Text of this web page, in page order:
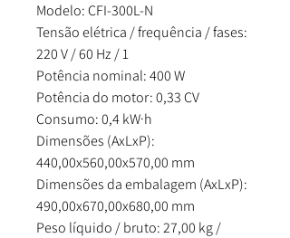
Modelo: CFI-300L-N
Tensão elétrica / frequência / fases:
220 V / 60 Hz / 1
Potência nominal: 400 W
Potência do motor: 0,33 CV
Consumo: 0,4 kW·h
Dimensões (AxLxP):
440,00x560,00x570,00 mm
Dimensões da embalagem (AxLxP):
490,00x670,00x680,00 mm
Peso líquido / bruto: 27,00 kg /